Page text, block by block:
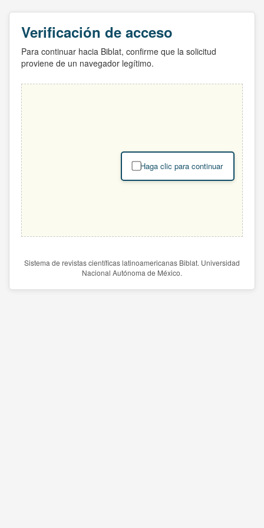
Verificación de acceso
Para continuar hacia Biblat, confirme que la solicitud
proviene de un navegador legítimo.
Haga clic para continuar
Sistema de revistas científicas latinoamericanas Biblat. Universidad
Nacional Autónoma de México.